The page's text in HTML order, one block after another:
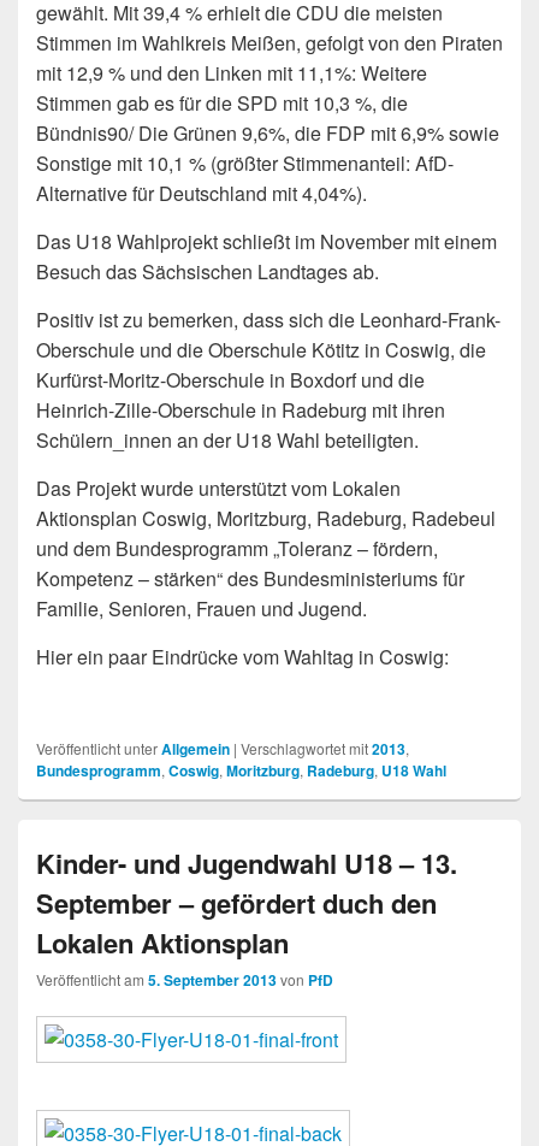
gewählt. Mit 39,4 % erhielt die CDU die meisten
Stimmen im Wahlkreis Meißen, gefolgt von den Piraten
mit 12,9 % und den Linken mit 11,1%: Weitere
Stimmen gab es für die SPD mit 10,3 %, die
Bündnis90/ Die Grünen 9,6%, die FDP mit 6,9% sowie
Sonstige mit 10,1 % (größter Stimmenanteil: AfD-
Alternative für Deutschland mit 4,04%).
Das U18 Wahlprojekt schließt im November mit einem
Besuch das Sächsischen Landtages ab.
Positiv ist zu bemerken, dass sich die Leonhard-Frank-
Oberschule und die Oberschule Kötitz in Coswig, die
Kurfürst-Moritz-Oberschule in Boxdorf und die
Heinrich-Zille-Oberschule in Radeburg mit ihren
Schülern_innen an der U18 Wahl beteiligten.
Das Projekt wurde unterstützt vom Lokalen
Aktionsplan Coswig, Moritzburg, Radeburg, Radebeul
und dem Bundesprogramm „Toleranz – fördern,
Kompetenz – stärken“ des Bundesministeriums für
Familie, Senioren, Frauen und Jugend.
Hier ein paar Eindrücke vom Wahltag in Coswig:
Veröffentlicht unterAllgemein | Verschlagwortet mit2013,
Bundesprogramm, Coswig, Moritzburg, Radeburg, U18 Wahl
Kinder- und Jugendwahl U18 – 13.
September – gefördert duch den
Lokalen Aktionsplan
Veröffentlicht am 5. September 2013von PfD